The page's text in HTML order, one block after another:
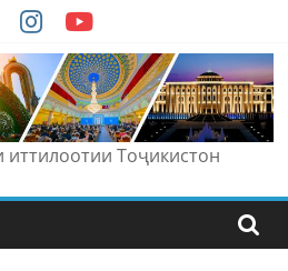
иттилоотии Тоҷикистон